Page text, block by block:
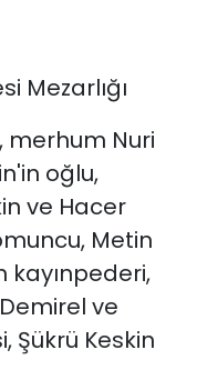
Mezarlığı
merhum Nuri
oğlu,
ve Hacer
Metin
kayınpederi,
ve
Şükrü Keskin